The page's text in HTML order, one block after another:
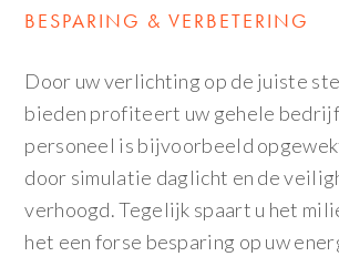
BESPARING & VERBETERING
Door uw verlichting op de juiste
bieden profiteert uw gehele
personeel is bijvoorbeeld
door simulatie daglicht en de
verhoogd. Tegelijk spaart u het
het een forse besparing op uw